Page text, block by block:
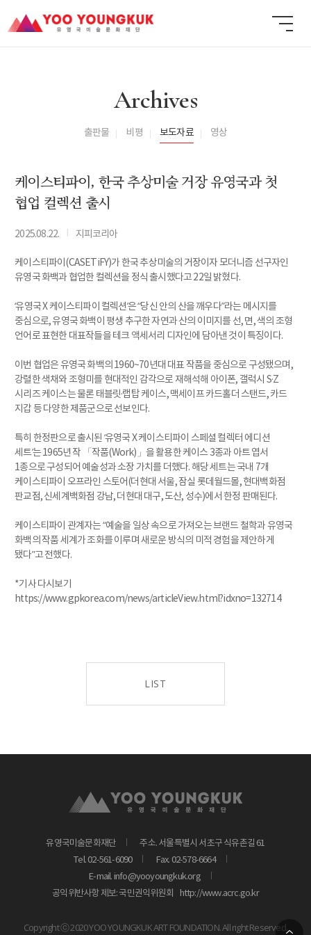
Archives
출판물 비평 보도자료 영상
케이스티파이, 한국 추상미술 거장 유영국과 첫
협업 컬렉션 출시
2025.08.22. 지피코리아
케이스티파이(CASETiFY)가 한국 추상미술의 거장이자 모더니즘 선구자인
유영국 화백과 협업한 컬렉션을 정식 출시했다고 22일 밝혔다.
‘유영국 X 케이스티파이 컬렉션’은 “당신 안의 산을 깨우다”라는 메시지를
중심으로, 유영국 화백이 평생 추구한 자연과 산의 이미지를 선, 면, 색의 조형
언어로 표현한 대표작들을 테크 액세서리 디자인에 담아낸 것이 특징이다.
이번 협업은 유영국 화백의 1960~70년대 대표 작품을 중심으로 구성됐으며,
강렬한 색채와 조형미를 현대적인 감각으로 재해석해 아이폰, 갤럭시 S·Z
시리즈 케이스는 물론 태블릿·랩탑 케이스, 맥세이프 카드홀더 스탠드, 카드
지갑 등 다양한 제품군으로 선보인다.
특히 한정판으로 출시된 ‘유영국 X 케이스티파이 스페셜 컬렉터 에디션
세트’는 1965년 작 「작품(Work)」을 활용한 케이스 3종과 아트 엽서
1종으로 구성되어 예술성과 소장 가치를 더했다. 해당 세트는 국내 7개
케이스티파이 오프라인 스토어(더현대 서울, 잠실 롯데월드몰, 현대백화점
판교점, 신세계백화점 강남, 더현대 대구, 도산, 성수)에서 한정 판매된다.
케이스티파이 관계자는 “예술을 일상 속으로 가져오는 브랜드 철학과 유영국
화백의 작품 세계가 조화를 이루며 새로운 방식의 미적 경험을 제안하게
됐다”고 전했다.
*기사 다시보기
https://www.gpkorea.com/news/articleView.html?idxno=132714
LIST
유영국미술문화재단
주소. 서울특별시 서초구 식유촌길 61
Tel. 02-561-6090
Fax. 02-578-6664
E-mail. info@yooyoungkuk.org
공익위반사항 제보: 국민권익위원회
http://www.acrc.go.kr
Copyright ⓒ 2020 YOO YOUNGKUK ART FOUNDATION. All right Reserved.